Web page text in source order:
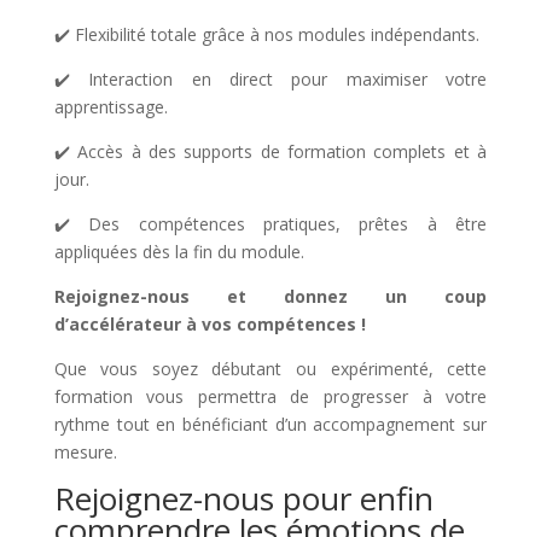
✔️ Flexibilité totale grâce à nos modules indépendants.
✔️ Interaction en direct pour maximiser votre
apprentissage.
✔️ Accès à des supports de formation complets et à
jour.
✔️ Des compétences pratiques, prêtes à être
appliquées dès la fin du module.
Rejoignez-nous et donnez un coup
d’accélérateur à vos compétences !
Que vous soyez débutant ou expérimenté, cette
formation vous permettra de progresser à votre
rythme tout en bénéficiant d’un accompagnement sur
mesure.
Rejoignez-nous pour enfin